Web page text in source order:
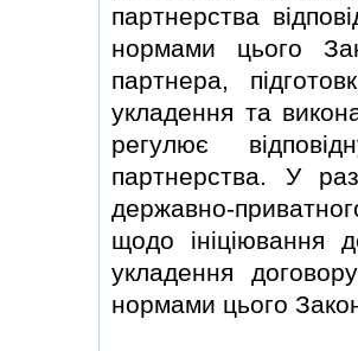
партнерства
нормами цього
партнера,
укладення та
регулює
партнерства. У
державно-
щодо iнiцiювання
укладення
нормами цього